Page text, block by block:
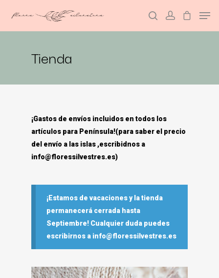
Hit enter to search or ESC to close
Tienda
¡Gastos de envíos incluidos en todos los
artículos para Península!(para saber el precio
del envío a las islas ,escribidnos a
info@floressilvestres.es)
¡Estamos de vacaciones y la tienda
permanecerá cerrada hasta
Septiembre! Cualquier duda puedes
escribirnos a info@floressilvestres.es